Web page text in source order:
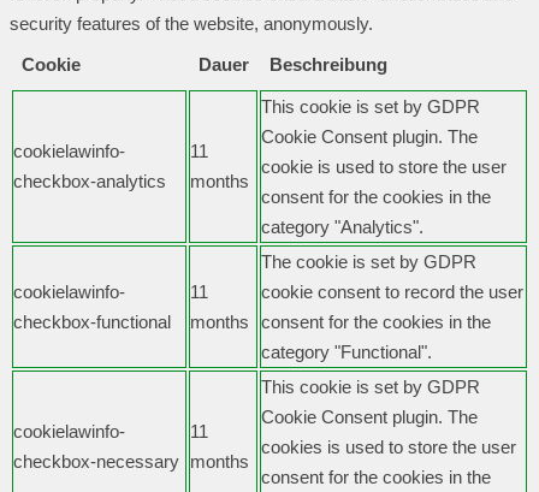
security features of the website, anonymously.
Cookie
Dauer Beschreibung
cookielawinfo-
checkbox-analytics
11
months
This cookie is set by GDPR
Cookie Consent plugin. The
cookie is used to store the user
consent for the cookies in the
category "Analytics".
cookielawinfo-
checkbox-functional
11
months
The cookie is set by GDPR
cookie consent to record the user
consent for the cookies in the
category "Functional".
cookielawinfo-
checkbox-necessary
11
months
This cookie is set by GDPR
Cookie Consent plugin. The
cookies is used to store the user
consent for the cookies in the